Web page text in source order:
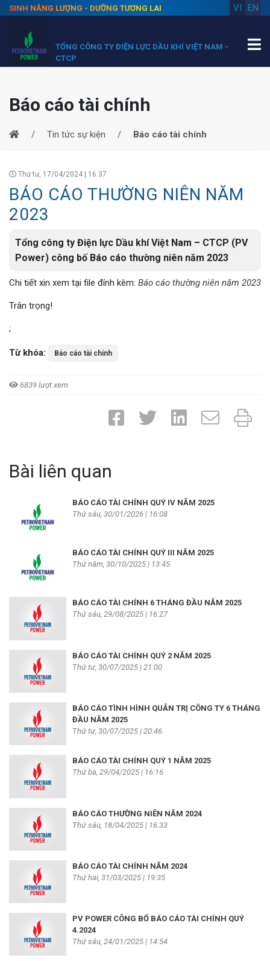
SINH NĂNG LƯỢNG - DƯỠNG TƯƠNG LAI EN
VI
TỔNG CÔNG TY ĐIỆN LỰC DẦU KHÍ VIỆT NAM -
CTCP
Báo cáo tài chính
Tin tức sự kiện Báo cáo tài chính
Thứ tư, 17/04/2024 | 16:37
BÁO CÁO THƯỜNG NIÊN NĂM
2023
Tổng công ty Điện lực Dầu khí Việt Nam – CTCP (PV
Power) công bố Báo cáo thường niên năm 2023
Chi tiết xin xem tại file đính kèm: Báo cáo thường niên năm 2023
Trân trọng!
;
Từ khóa: Báo cáo tài chính
6839 lượt xem
Bài liên quan
BÁO CÁO TÀI CHÍNH QUÝ IV NĂM 2025
Thứ sáu, 30/01/2026 | 16:08
BÁO CÁO TÀI CHÍNH QUÝ III NĂM 2025
Thứ năm, 30/10/2025 | 13:45
BÁO CÁO TÀI CHÍNH 6 THÁNG ĐẦU NĂM 2025
Thứ sáu, 29/08/2025 | 16:27
BÁO CÁO TÀI CHÍNH QUÝ 2 NĂM 2025
Thứ tư, 30/07/2025 | 21:00
BÁO CÁO TÌNH HÌNH QUẢN TRỊ CÔNG TY 6 THÁNG
ĐẦU NĂM 2025
Thứ tư, 30/07/2025 | 20:46
BÁO CÁO TÀI CHÍNH QUÝ 1 NĂM 2025
Thứ ba, 29/04/2025 | 16:16
BÁO CÁO THƯỜNG NIÊN NĂM 2024
Thứ sáu, 18/04/2025 | 16:33
BÁO CÁO TÀI CHÍNH NĂM 2024
Thứ hai, 31/03/2025 | 19:35
PV POWER CÔNG BỐ BÁO CÁO TÀI CHÍNH QUÝ
4.2024
Thứ sáu, 24/01/2025 | 14:54